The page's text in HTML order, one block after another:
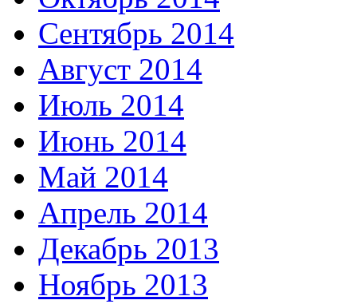
Сентябрь 2014
Август 2014
Июль 2014
Июнь 2014
Май 2014
Апрель 2014
Декабрь 2013
Ноябрь 2013